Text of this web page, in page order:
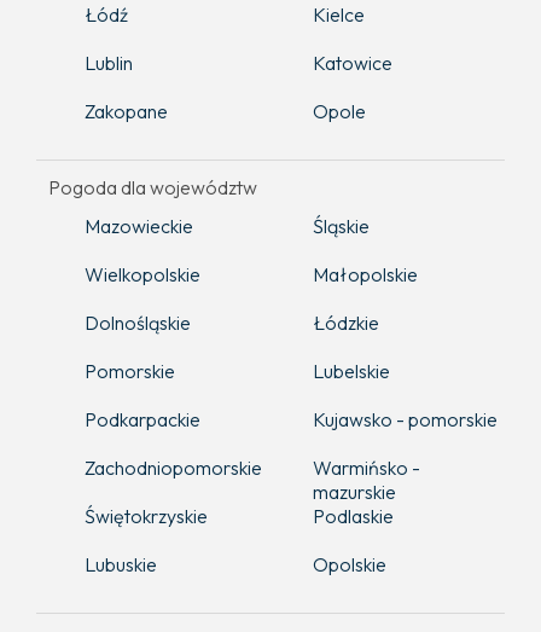
Łódź
Kielce
Lublin
Katowice
Zakopane
Opole
Pogoda dla województw
Mazowieckie
Śląskie
Wielkopolskie
Małopolskie
Dolnośląskie
Łódzkie
Pomorskie
Lubelskie
Podkarpackie
Kujawsko - pomorskie
Zachodniopomorskie
Warmińsko -
mazurskie
Świętokrzyskie
Podlaskie
Lubuskie
Opolskie